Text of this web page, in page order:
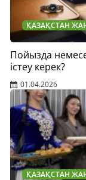
ҚАЗАҚСТАН
Пойызда
істеу керек?
01.04.2026
ҚАЗАҚСТАН